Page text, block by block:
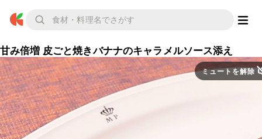
甘み倍増 皮ごと焼きバナナのキャラメルソース添え
ミュートを解除